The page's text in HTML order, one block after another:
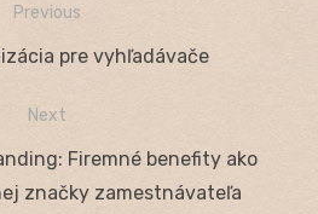
Previous
pre vyhľadávače
Next
Firemné benefity ako
značky zamestnávateľa